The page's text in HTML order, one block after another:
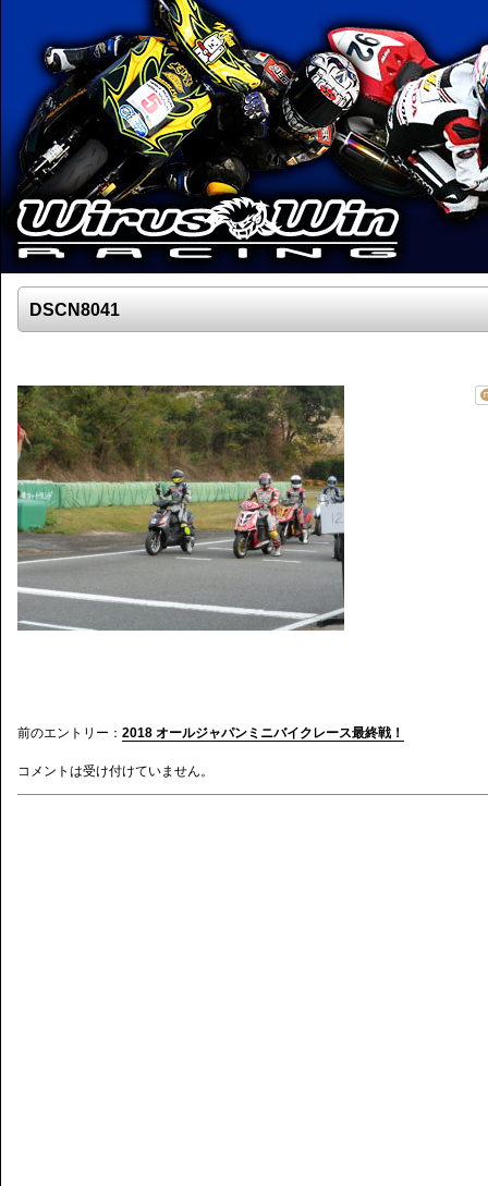
DSCN8041
前のエントリー： 2018 オールジャパンミニバイクレース最終戦！
コメントは受け付けていません。